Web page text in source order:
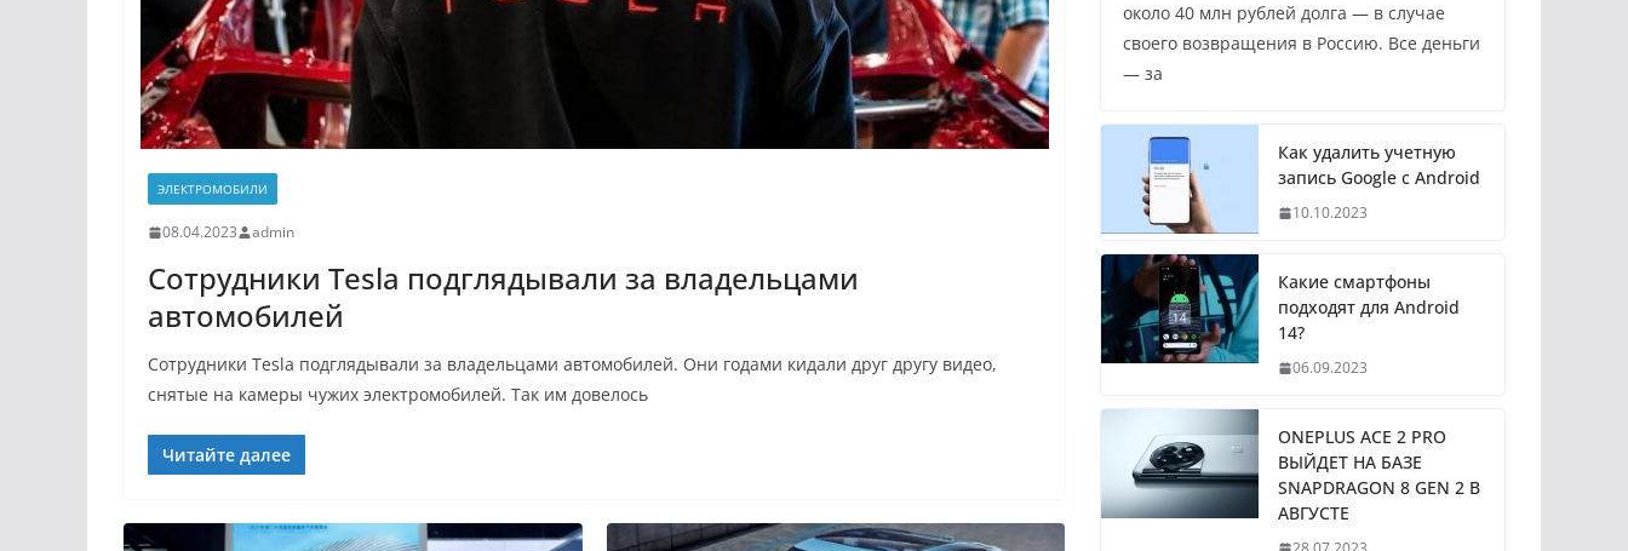
ЭЛЕКТРОМОБИЛИ
08.04.2023 admin
Сотрудники Tesla подглядывали за владельцами
автомобилей
Сотрудники Tesla подглядывали за владельцами автомобилей. Они годами кидали друг другу видео,
снятые на камеры чужих электромобилей. Так им довелось
Читайте далее
около 40 млн рублей долга — в случае
своего возвращения в Россию. Все деньги
— за
Как удалить учетную
запись Google с Android
10.10.2023
Какие смартфоны
подходят для Android
14?
06.09.2023
ONEPLUS ACE 2 PRO
ВЫЙДЕТ НА БАЗЕ
SNAPDRAGON 8 GEN 2 В
АВГУСТЕ